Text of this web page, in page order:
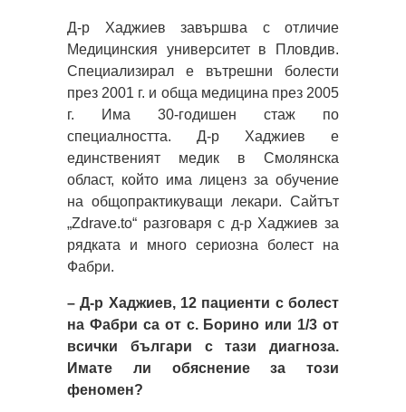
Д-р Хаджиев завършва с отличие
Медицинския университет в Пловдив.
Специализирал е вътрешни болести
през 2001 г. и обща медицина през 2005
г. Има 30-годишен стаж по
специалността. Д-р Хаджиев е
единственият медик в Смолянска
област, който има лиценз за обучение
на общопрактикуващи лекари. Сайтът
„Zdrave.to“ разговаря с д-р Хаджиев за
рядката и много сериозна болест на
Фабри.
– Д-р Хаджиев, 12 пациенти с болест
на Фабри са от с. Борино или 1/3 от
всички българи с тази диагноза.
Имате ли обяснение за този
феномен?